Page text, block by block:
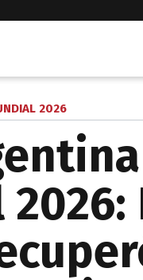
2026